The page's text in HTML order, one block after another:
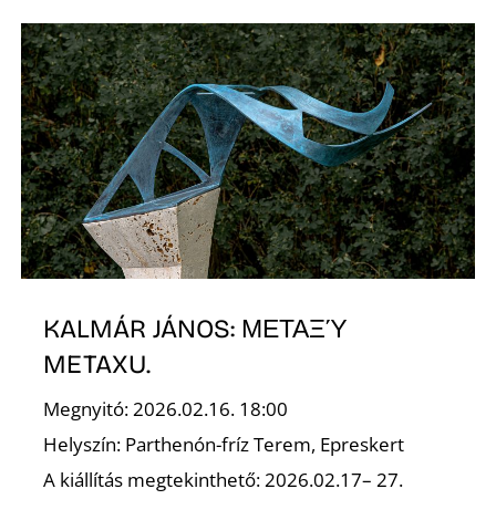
KALMÁR JÁNOS: ΜΕΤΑΞΎ
METAXU.
Megnyitó: 2026.02.16. 18:00
Helyszín: Parthenón-fríz Terem, Epreskert
A kiállítás megtekinthető: 2026.02.17– 27.